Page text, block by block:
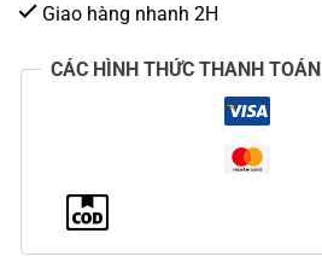
Giao hàng nhanh 2H
CÁC HÌNH THỨC THANH TOÁN